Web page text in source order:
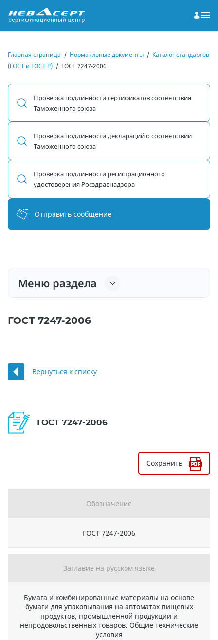
Главная страница / Нормативные документы / Каталог стандартов
(ГОСТ и ГОСТ Р) / ГОСТ 7247-2006
Проверка подлинности сертификатов соответствия
Таможенного союза
Проверка подлинности деклараций о соответствии
Таможенного союза
Проверка подлинности регистрационного
удостоверения Росздравнадзора
Отправить сообщение
Меню раздела
ГОСТ 7247-2006
Вернуться к списку
ГОСТ 7247-2006
Сохранить
Обозначение
ГОСТ 7247-2006
Заглавие на русском языке
Бумага и комбинированные материалы на основе
бумаги для упаковывания на автоматах пищевых
продуктов, промышленной продукции и
непродовольственных товаров. Общие технические
условия